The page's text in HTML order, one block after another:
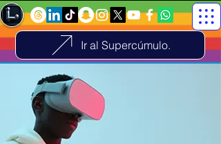
Ir al Supercúmulo.